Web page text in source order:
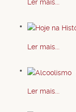
Ler mais...
Ler mais...
Ler mais...